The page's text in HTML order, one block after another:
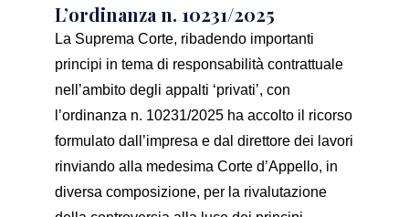
L’ordinanza n. 10231/2025
La Suprema Corte, ribadendo importanti
principi in tema di responsabilità contrattuale
nell’ambito degli appalti ‘privati’, con
l’ordinanza n. 10231/2025 ha accolto il ricorso
formulato dall’impresa e dal direttore dei lavori
rinviando alla medesima Corte d’Appello, in
diversa composizione, per la rivalutazione